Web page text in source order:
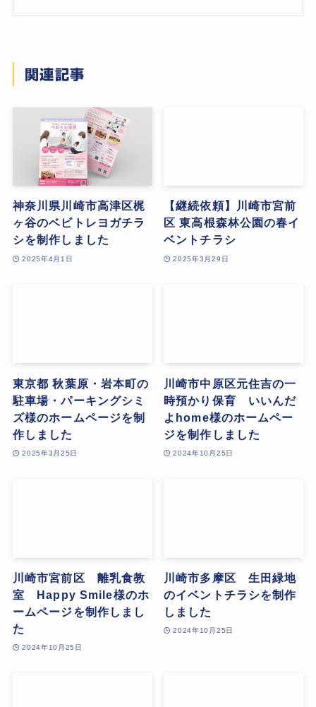
関連記事
神奈川県川崎市高津区梶
ヶ谷のベビトレヨガチラ
シを制作しました
2025年4月1日
【継続依頼】川崎市宮前
区 東高根森林公園の春イ
ベントチラシ
2025年3月29日
東京都 秋葉原・岩本町の
駐車場・パーキングシミ
ズ様のホームページを制
作しました
2025年3月25日
川崎市中原区元住吉の一
時預かり保育 いいんだ
よhome様のホームペー
ジを制作しました
2024年10月25日
川崎市宮前区 離乳食教
室 Happy Smile様のホ
ームページを制作しまし
た
2024年10月25日
川崎市多摩区 生田緑地
のイベントチラシを制作
しました
2024年10月25日